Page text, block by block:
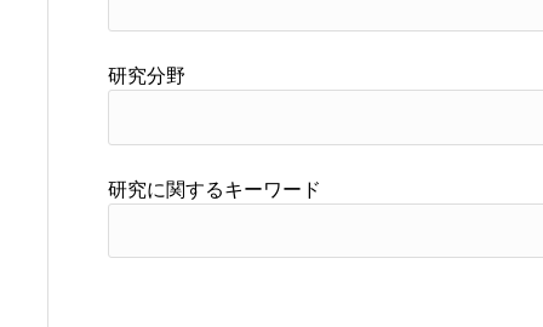
研究分野
研究に関するキーワード